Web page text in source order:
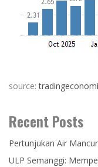
source:
Recent Posts
Pertunjukan Air
ULP Semanggi: